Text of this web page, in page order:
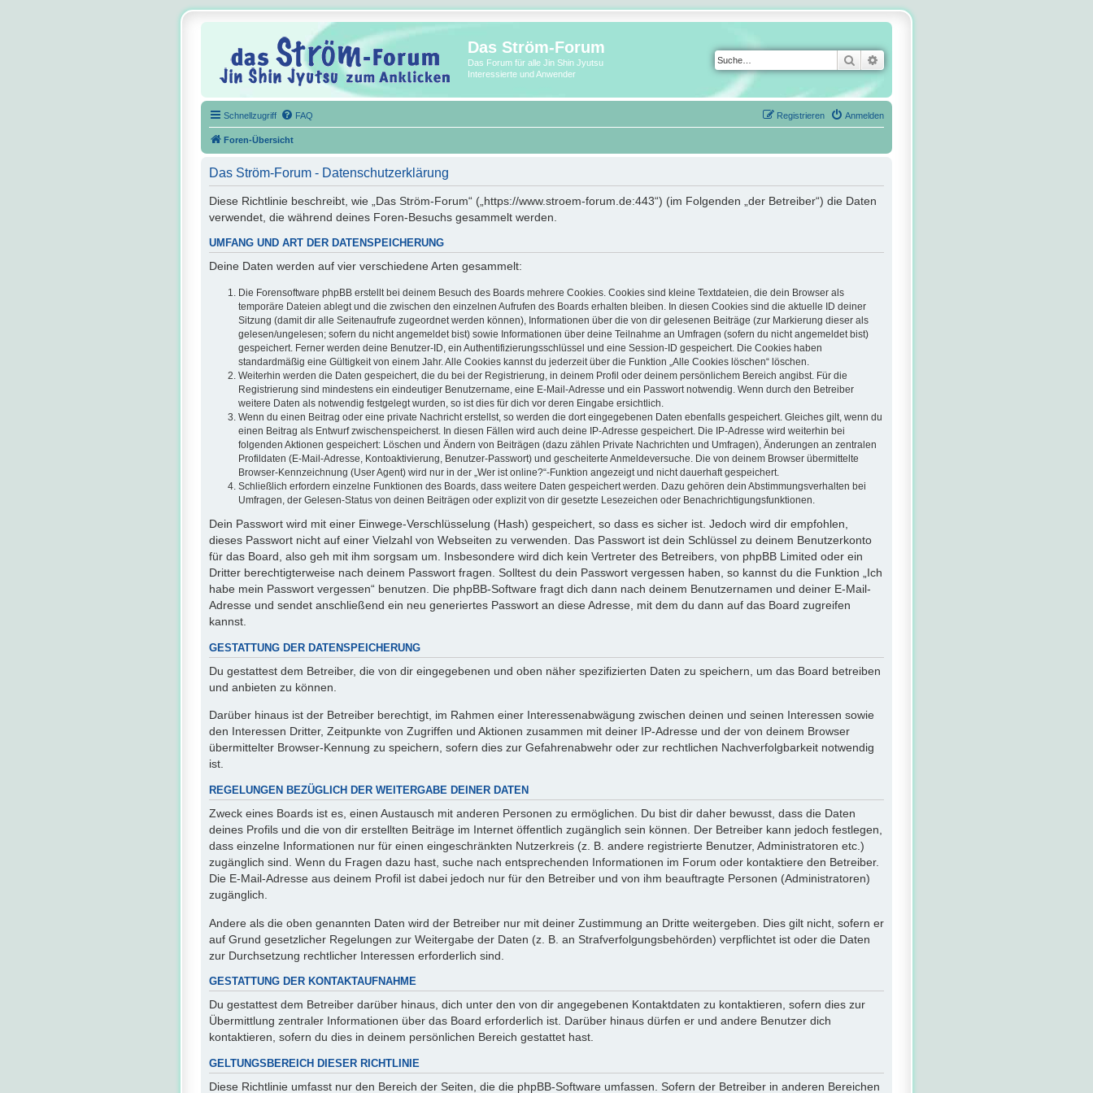
Das Ström-Forum
Das Forum für alle Jin Shin Jyutsu
Interessierte und Anwender
Suche
Schnellzugriff FAQ Anmelden
Registrieren
Foren-Übersicht
Das Ström-Forum - Datenschutzerklärung
Diese Richtlinie beschreibt, wie „Das Ström-Forum“ („https://www.stroem-forum.de:443“) (im Folgenden „der Betreiber“) die Daten
verwendet, die während deines Foren-Besuchs gesammelt werden.
UMFANG UND ART DER DATENSPEICHERUNG
Deine Daten werden auf vier verschiedene Arten gesammelt:
Die Forensoftware phpBB erstellt bei deinem Besuch des Boards mehrere Cookies. Cookies sind kleine Textdateien, die dein Browser als
temporäre Dateien ablegt und die zwischen den einzelnen Aufrufen des Boards erhalten bleiben. In diesen Cookies sind die aktuelle ID deiner
Sitzung (damit dir alle Seitenaufrufe zugeordnet werden können), Informationen über die von dir gelesenen Beiträge (zur Markierung dieser als
gelesen/ungelesen; sofern du nicht angemeldet bist) sowie Informationen über deine Teilnahme an Umfragen (sofern du nicht angemeldet bist)
gespeichert. Ferner werden deine Benutzer-ID, ein Authentifizierungsschlüssel und eine Session-ID gespeichert. Die Cookies haben
standardmäßig eine Gültigkeit von einem Jahr. Alle Cookies kannst du jederzeit über die Funktion „Alle Cookies löschen“ löschen.
Weiterhin werden die Daten gespeichert, die du bei der Registrierung, in deinem Profil oder deinem persönlichem Bereich angibst. Für die
Registrierung sind mindestens ein eindeutiger Benutzername, eine E-Mail-Adresse und ein Passwort notwendig. Wenn durch den Betreiber
weitere Daten als notwendig festgelegt wurden, so ist dies für dich vor deren Eingabe ersichtlich.
Wenn du einen Beitrag oder eine private Nachricht erstellst, so werden die dort eingegebenen Daten ebenfalls gespeichert. Gleiches gilt, wenn du
einen Beitrag als Entwurf zwischenspeicherst. In diesen Fällen wird auch deine IP-Adresse gespeichert. Die IP-Adresse wird weiterhin bei
folgenden Aktionen gespeichert: Löschen und Ändern von Beiträgen (dazu zählen Private Nachrichten und Umfragen), Änderungen an zentralen
Profildaten (E-Mail-Adresse, Kontoaktivierung, Benutzer-Passwort) und gescheiterte Anmeldeversuche. Die von deinem Browser übermittelte
Browser-Kennzeichnung (User Agent) wird nur in der „Wer ist online?“-Funktion angezeigt und nicht dauerhaft gespeichert.
Schließlich erfordern einzelne Funktionen des Boards, dass weitere Daten gespeichert werden. Dazu gehören dein Abstimmungsverhalten bei
Umfragen, der Gelesen-Status von deinen Beiträgen oder explizit von dir gesetzte Lesezeichen oder Benachrichtigungsfunktionen.
Dein Passwort wird mit einer Einwege-Verschlüsselung (Hash) gespeichert, so dass es sicher ist. Jedoch wird dir empfohlen,
dieses Passwort nicht auf einer Vielzahl von Webseiten zu verwenden. Das Passwort ist dein Schlüssel zu deinem Benutzerkonto
für das Board, also geh mit ihm sorgsam um. Insbesondere wird dich kein Vertreter des Betreibers, von phpBB Limited oder ein
Dritter berechtigterweise nach deinem Passwort fragen. Solltest du dein Passwort vergessen haben, so kannst du die Funktion „Ich
habe mein Passwort vergessen“ benutzen. Die phpBB-Software fragt dich dann nach deinem Benutzernamen und deiner E-Mail-
Adresse und sendet anschließend ein neu generiertes Passwort an diese Adresse, mit dem du dann auf das Board zugreifen
kannst.
GESTATTUNG DER DATENSPEICHERUNG
Du gestattest dem Betreiber, die von dir eingegebenen und oben näher spezifizierten Daten zu speichern, um das Board betreiben
und anbieten zu können.
Darüber hinaus ist der Betreiber berechtigt, im Rahmen einer Interessenabwägung zwischen deinen und seinen Interessen sowie
den Interessen Dritter, Zeitpunkte von Zugriffen und Aktionen zusammen mit deiner IP-Adresse und der von deinem Browser
übermittelter Browser-Kennung zu speichern, sofern dies zur Gefahrenabwehr oder zur rechtlichen Nachverfolgbarkeit notwendig
ist.
REGELUNGEN BEZÜGLICH DER WEITERGABE DEINER DATEN
Zweck eines Boards ist es, einen Austausch mit anderen Personen zu ermöglichen. Du bist dir daher bewusst, dass die Daten
deines Profils und die von dir erstellten Beiträge im Internet öffentlich zugänglich sein können. Der Betreiber kann jedoch festlegen,
dass einzelne Informationen nur für einen eingeschränkten Nutzerkreis (z. B. andere registrierte Benutzer, Administratoren etc.)
zugänglich sind. Wenn du Fragen dazu hast, suche nach entsprechenden Informationen im Forum oder kontaktiere den Betreiber.
Die E-Mail-Adresse aus deinem Profil ist dabei jedoch nur für den Betreiber und von ihm beauftragte Personen (Administratoren)
zugänglich.
Andere als die oben genannten Daten wird der Betreiber nur mit deiner Zustimmung an Dritte weitergeben. Dies gilt nicht, sofern er
auf Grund gesetzlicher Regelungen zur Weitergabe der Daten (z. B. an Strafverfolgungsbehörden) verpflichtet ist oder die Daten
zur Durchsetzung rechtlicher Interessen erforderlich sind.
GESTATTUNG DER KONTAKTAUFNAHME
Du gestattest dem Betreiber darüber hinaus, dich unter den von dir angegebenen Kontaktdaten zu kontaktieren, sofern dies zur
Übermittlung zentraler Informationen über das Board erforderlich ist. Darüber hinaus dürfen er und andere Benutzer dich
kontaktieren, sofern du dies in deinem persönlichen Bereich gestattet hast.
GELTUNGSBEREICH DIESER RICHTLINIE
Diese Richtlinie umfasst nur den Bereich der Seiten, die die phpBB-Software umfassen. Sofern der Betreiber in anderen Bereichen